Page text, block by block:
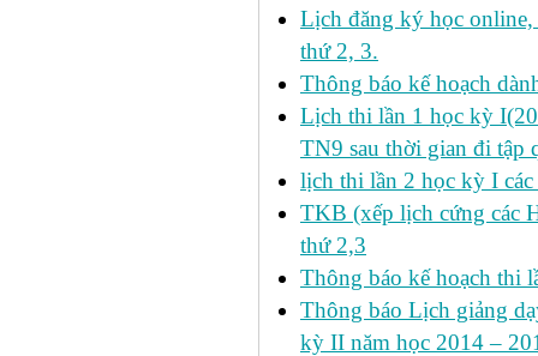
Lịch đăng ký học
thứ 2, 3.
Thông báo kế hoạch
Lịch thi lần 1 học kỳ
TN9 sau thời gian đi tập
lịch thi lần 2 học kỳ I
TKB (xếp lịch cứng các
thứ 2,3
Thông báo kế hoạch thi
Thông báo Lịch giảng
kỳ II năm học 2014 –